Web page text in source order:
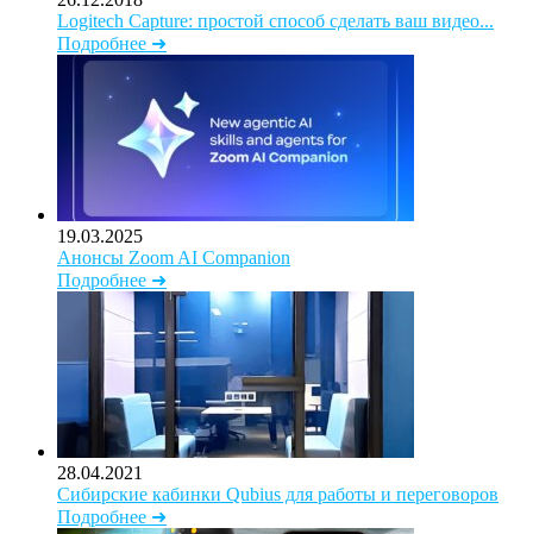
Logitech Capture: простой способ сделать ваш видео...
Подробнее ➜
19.03.2025
Анонсы Zoom AI Companion
Подробнее ➜
28.04.2021
Сибирские кабинки Qubius для работы и переговоров
Подробнее ➜